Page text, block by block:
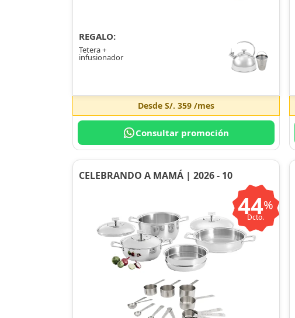
REGALO:
Tetera +
infusionador
Desde S/. 359/mes
Consultar promoción
CELEBRANDO A MAMÁ | 2026 - 10
44%
Dcto.